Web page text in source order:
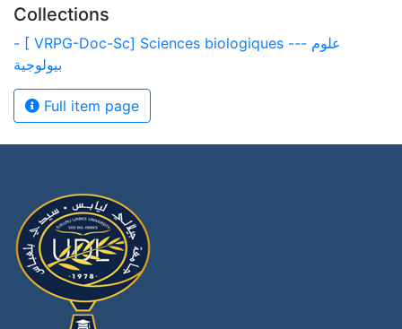
Collections
- [ VRPG-Doc-Sc] Sciences biologiques --- علوم
بيولوجية
Full item page